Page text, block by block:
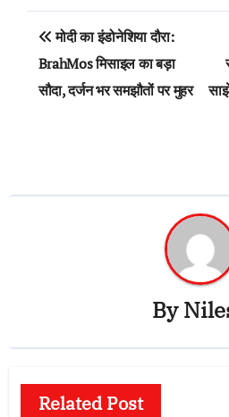
Post
navigation
मोदी का इंडोनेशिया दौरा:
BrahMos मिसाइल का बड़ा
सौदा, दर्जन भर समझौतों पर मुहर
By
Related Post